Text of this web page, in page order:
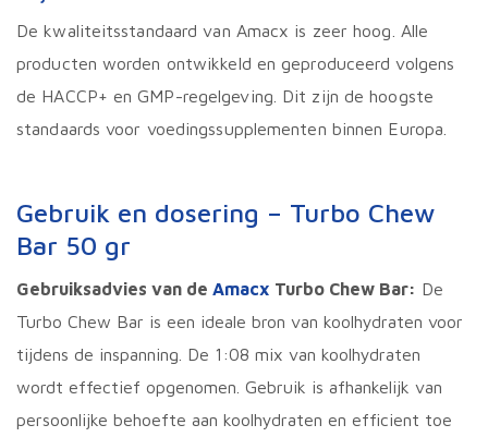
De kwaliteitsstandaard van Amacx is zeer hoog. Alle
producten worden ontwikkeld en geproduceerd volgens
de HACCP+ en GMP-regelgeving. Dit zijn de hoogste
standaards voor voedingssupplementen binnen Europa.
Gebruik en dosering – Turbo Chew
Bar 50 gr
Gebruiksadvies van de Amacx Turbo Chew Bar: De
Turbo Chew Bar is een ideale bron van koolhydraten voor
tijdens de inspanning. De 1:08 mix van koolhydraten
wordt effectief opgenomen. Gebruik is afhankelijk van
persoonlijke behoefte aan koolhydraten en efficient toe